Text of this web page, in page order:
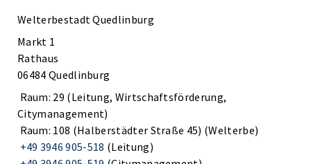
Welterbestadt Quedlinburg
Markt 1
Rathaus
06484 Quedlinburg
Raum: 29 (Leitung, Wirtschaftsförderung,
Citymanagement)
Raum: 108 (Halberstädter Straße 45) (Welterbe)
+49 3946 905-518 (Leitung)